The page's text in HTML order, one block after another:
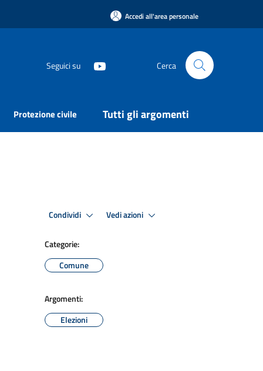
Accedi all'area personale
Seguici su Cerca
Protezione civile Tutti gli argomenti
Condividi Vedi azioni
Categorie:
Comune
Argomenti:
Elezioni